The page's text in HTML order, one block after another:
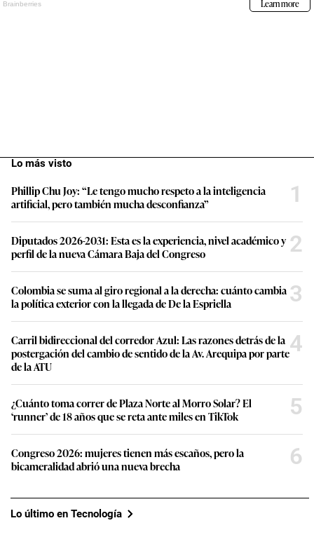
Lo más visto
Phillip Chu Joy: “Le tengo mucho respeto a la inteligencia
artificial, pero también mucha desconfianza”
1
Diputados 2026-2031: Esta es la experiencia, nivel académico y
perfil de la nueva Cámara Baja del Congreso
2
Colombia se suma al giro regional a la derecha: cuánto cambia
la política exterior con la llegada de De la Espriella
3
Carril bidireccional del corredor Azul: Las razones detrás de la
postergación del cambio de sentido de la Av. Arequipa por parte
de la ATU
4
¿Cuánto toma correr de Plaza Norte al Morro Solar? El
‘runner’ de 18 años que se reta ante miles en TikTok
5
Congreso 2026: mujeres tienen más escaños, pero la
bicameralidad abrió una nueva brecha
6
Lo último en Tecnología